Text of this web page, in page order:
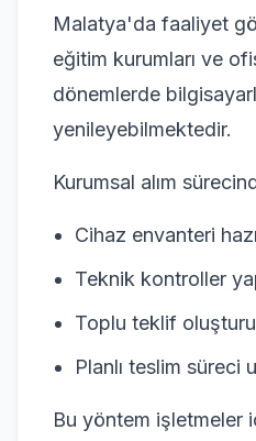
Malatya'da faaliyet
eğitim kurumları ve
dönemlerde
yenileyebilmektedir.
Kurumsal alım
Cihaz envanteri
Teknik kontroller
Toplu teklif
Planlı teslim süreci
Bu yöntem işletmeler